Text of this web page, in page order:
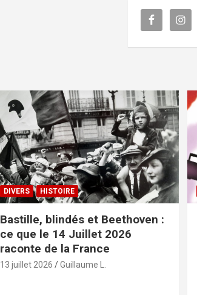
DIVERS HISTOIRE
Bastille, blindés et Beethoven :
ce que le 14 Juillet 2026
raconte de la France
13 juillet 2026 Guillaume L.